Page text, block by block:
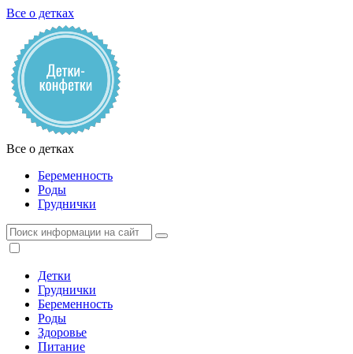
Все о детках
Все о детках
Беременность
Роды
Груднички
Детки
Груднички
Беременность
Роды
Здоровье
Питание